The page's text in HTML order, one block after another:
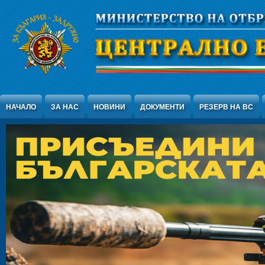
Jump to Content
НАЧАЛО ЗА НАС НОВИНИ ДОКУМЕНТИ РЕЗЕРВ НА ВС